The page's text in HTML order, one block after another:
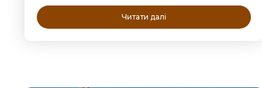
Читати далі